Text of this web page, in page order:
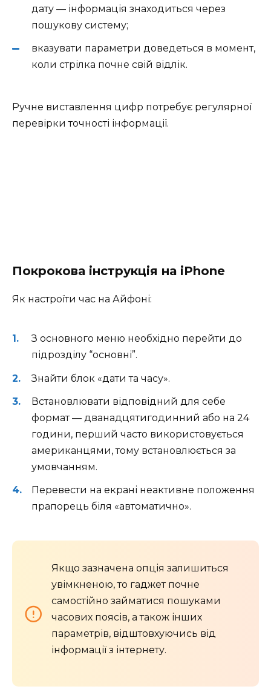
дату — інформація знаходиться через
пошукову систему;
вказувати параметри доведеться в момент,
коли стрілка почне свій відлік.
Ручне виставлення цифр потребує регулярної
перевірки точності інформації.
Покрокова інструкція на iPhone
Як настроїти час на Айфоні:
З основного меню необхідно перейти до
підрозділу “основні”.
Знайти блок «дати та часу».
Встановлювати відповідний для себе
формат — дванадцятигодинний або на 24
години, перший часто використовується
американцями, тому встановлюється за
умовчанням.
Перевести на екрані неактивне положення
прапорець біля «автоматично».
Якщо зазначена опція залишиться
увімкненою, то гаджет почне
самостійно займатися пошуками
часових поясів, а також інших
параметрів, відштовхуючись від
інформації з інтернету.